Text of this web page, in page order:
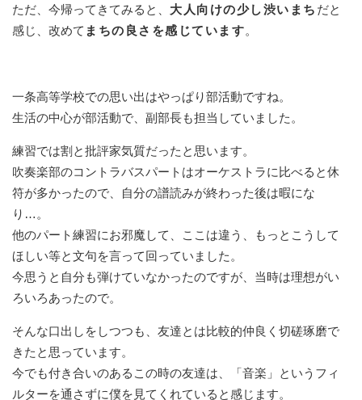
ただ、今帰ってきてみると、 大人向けの少し渋いまち だと
感じ、改めて まちの良さを感じています。
一条高等学校での思い出はやっぱり部活動ですね。
生活の中心が部活動で、副部長も担当していました。
練習では割と批評家気質だったと思います。
吹奏楽部のコントラバスパートはオーケストラに比べると休
符が多かったので、自分の譜読みが終わった後は暇にな
り…。
他のパート練習にお邪魔して、ここは違う、もっとこうして
ほしい等と文句を言って回っていました。
今思うと自分も弾けていなかったのですが、当時は理想がい
ろいろあったので。
そんな口出しをしつつも、友達とは比較的仲良く切磋琢磨で
きたと思っています。
今でも付き合いのあるこの時の友達は、「音楽」というフィ
ルターを通さずに僕を見てくれていると感じます。